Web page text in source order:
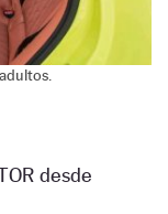
desde